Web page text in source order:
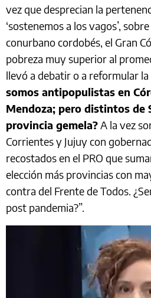
vez que desprecian la
‘sostenemos a los vagos’,
conurbano cordobés, el Gran
pobreza muy superior al
llevó a debatir o a reformular la
somos antipopulistas en
Mendoza; pero distintos de
provincia gemela?A la vez
Corrientes y Jujuy con
recostados en el PRO que
elección más provincias con
contra del Frente de Todos.
post pandemia?”.